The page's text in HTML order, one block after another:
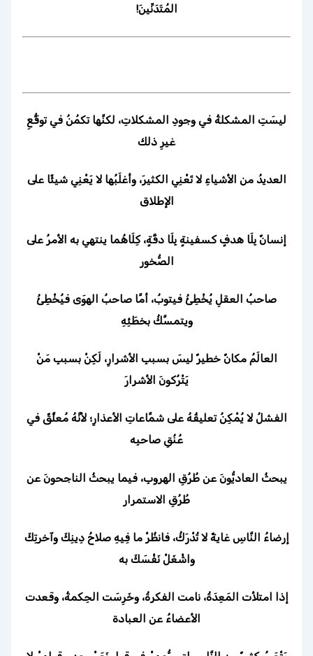
المُتَدَنِّينَ!
ليسَتِ المشكلةُ في وجودِ المشكلاتِ، لكنَّها تكمُنُ في توقُّعِ
غيرِ ذلك
العديدُ من الأشياءِ لا تَعْنِي الكثيرَ، وأغلَبُها لا يَعْنِي شيئًا على
الإطلاق
إنسانٌ بِلَا هدفٍ كسفينةٍ بِلَا دفَّةٍ، كِلَاهُما ينتهي به الأمرُ على
الصُّخور
صاحبُ العقلِ يُخْطِئُ فيتوبُ، أمَّا صاحبُ الهوَى فيُخْطِئُ
ويتمسَّكُ بخطَئِهِ
العالَمُ مكانٌ خطيرٌ ليسَ بسببِ الأشرارِ، لَكِنْ بسببِ مَنْ
يَتْرُكونَ الأشرارَ
الفشلُ لا يُمْكِنُ تعليقُهُ على شمَّاعاتِ الأعذارِ؛ لأنَّهُ مُعلَّقٌ في
عُنُقِ صاحبِه
يبحثُ العاديُّونَ عن طُرُقِ الهروبِ، فيما يبحثُ الناجحونَ عن
طُرُقِ الاستمرار
إرضاءُ النَّاسِ غايةٌ لا تُدْرَكُ، فانظُرْ ما فِيهِ صلاحُ دِينِكَ وآخرتِكَ
واشْغَلْ نَفْسَكَ به
إذا امتلأت المَعِدَةُ، نامت الفكرةُ، وخَرِسَت الحِكمةُ، وقعدت
الأعضاءُ عن العبادة